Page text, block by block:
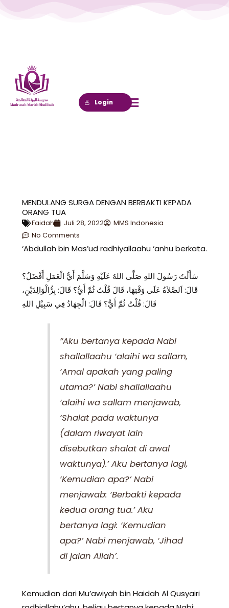
Login
MENDULANG SURGA DENGAN BERBAKTI KEPADA
ORANG TUA
Faidah Juli 28, 2022
MMS Indonesia
No Comments
‘Abdullah bin Mas’ud radhiyallaahu ‘anhu berkata.
سَأَلْتُ رَسُولَ اللهِ صَلَّى اللهُ عَلَيْهِ وَسَلَّمَ أَيُّ الْعَمَلِ أَفْضَلُ؟
قَالَ: اَلصَّلاَةُ عَلَى وَقْتِهَا، قَالَ قُلْتُ ثُمَّ أَيُّ؟ قَالَ: بِرُّالْوَالِدَيْنِ،
قَالَ: قُلْتُ ثُمَّ أَيُّ؟ قَالَ: الْجِهَادُ فِي سَبِيْلِ اللهِ
“Aku bertanya kepada Nabi
shallallaahu ‘alaihi wa sallam,
‘Amal apakah yang paling
utama?’ Nabi shallallaahu
‘alaihi wa sallam menjawab,
‘Shalat pada waktunya
(dalam riwayat lain
disebutkan shalat di awal
waktunya).’ Aku bertanya lagi,
‘Kemudian apa?’ Nabi
menjawab: ‘Berbakti kepada
kedua orang tua.’ Aku
bertanya lagi: ‘Kemudian
apa?’ Nabi menjawab, ‘Jihad
di jalan Allah’.
Kemudian dari Mu’awiyah bin Haidah Al Qusyairi